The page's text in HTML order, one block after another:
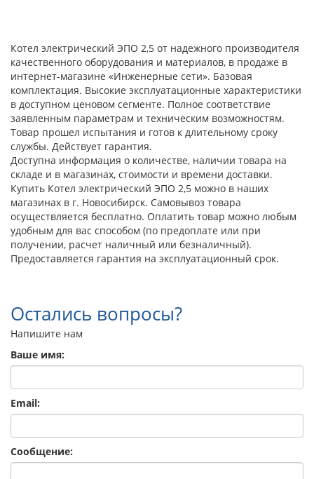
Котел электрический ЭПО 2,5 от надежного производителя
качественного оборудования и материалов, в продаже в
интернет-магазине «Инженерные сети». Базовая
комплектация. Высокие эксплуатационные характеристики
в доступном ценовом сегменте. Полное соответствие
заявленным параметрам и техническим возможностям.
Товар прошел испытания и готов к длительному сроку
службы. Действует гарантия.
Доступна информация о количестве, наличии товара на
складе и в магазинах, стоимости и времени доставки.
Купить Котел электрический ЭПО 2,5 можно в наших
магазинах в г. Новосибирск. Самовывоз товара
осуществляется бесплатно. Оплатить товар можно любым
удобным для вас способом (по предоплате или при
получении, расчет наличный или безналичный).
Предоставляется гарантия на эксплуатационный срок.
Остались вопросы?
Напишите нам
Ваше имя:
Email:
Сообщение: